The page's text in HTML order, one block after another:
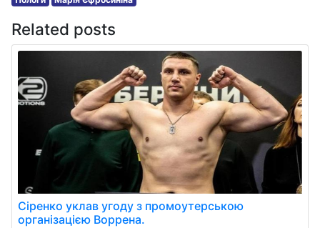
Related posts
Сіренко уклав угоду з промоутерською
організацією Воррена.